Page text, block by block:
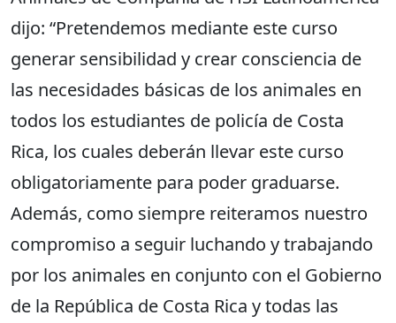
dijo: “Pretendemos mediante este curso
generar sensibilidad y crear consciencia de
las necesidades básicas de los animales en
todos los estudiantes de policía de Costa
Rica, los cuales deberán llevar este curso
obligatoriamente para poder graduarse.
Además, como siempre reiteramos nuestro
compromiso a seguir luchando y trabajando
por los animales en conjunto con el Gobierno
de la República de Costa Rica y todas las